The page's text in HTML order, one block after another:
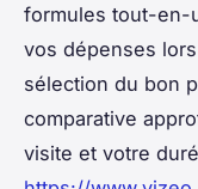
formules tout-en-
vos dépenses
sélection du bon
comparative
visite et votre